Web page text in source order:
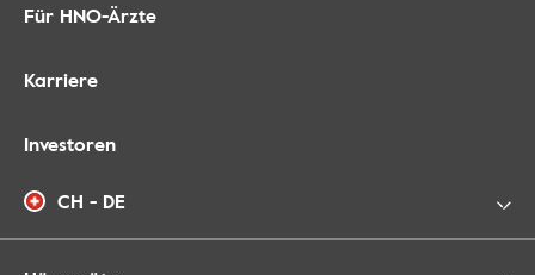
Für HNO-Ärzte
Karriere
Investoren
CH - DE